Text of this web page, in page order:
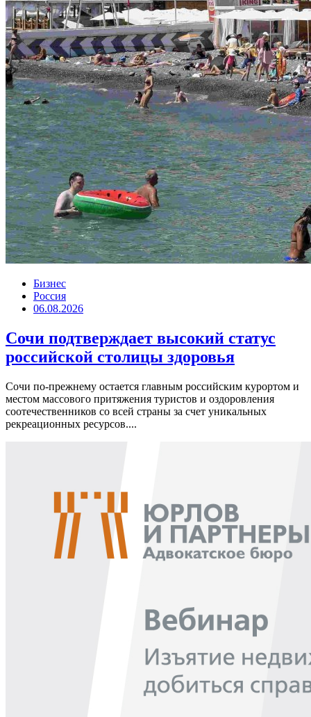
Бизнес
Россия
06.08.2026
Сочи подтверждает высокий статус
российской столицы здоровья
Сочи по-прежнему остается главным российским курортом и
местом массового притяжения туристов и оздоровления
соотечественников со всей страны за счет уникальных
рекреационных ресурсов....